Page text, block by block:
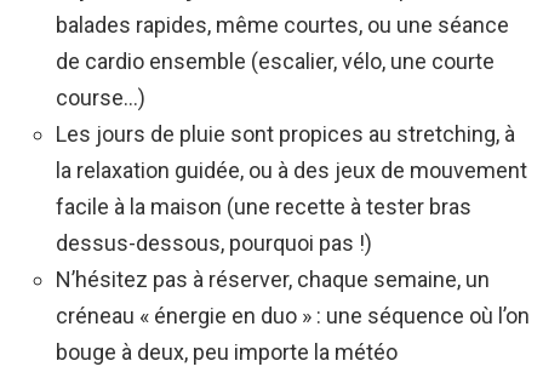
balades rapides, même courtes, ou une séance
de cardio ensemble (escalier, vélo, une courte
course…)
Les jours de pluie sont propices au stretching, à
la relaxation guidée, ou à des jeux de mouvement
facile à la maison (une recette à tester bras
dessus-dessous, pourquoi pas !)
N’hésitez pas à réserver, chaque semaine, un
créneau « énergie en duo » : une séquence où l’on
bouge à deux, peu importe la météo